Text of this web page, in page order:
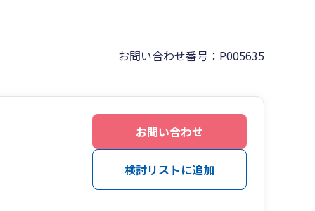
お問い合わせ番号：P005635
お問い合わせ
検討リストに追加